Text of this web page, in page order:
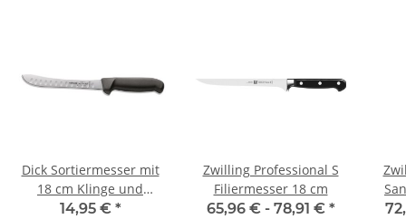
Dick Sortiermesser mit
18 cm Klinge und
Kullenschliff
14,95 € *
Zwilling Professional S
Filiermesser 18 cm
65,96 € - 78,91 € *